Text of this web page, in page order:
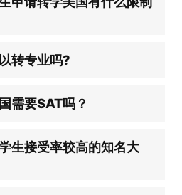
转专业吗?
需要SAT吗？
生接受率较高的知名大